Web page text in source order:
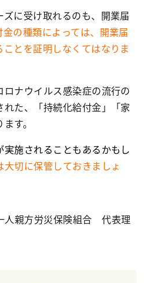
に受け取れるのも、開業届
金の種類によっては、開業届
とを証明しなくてはなりま
ナウイルス感染症の流行の
た、「持続化給付金」「家
す。
施されることもあるかもし
大切に保管しておきましょ
人親方労災保険組合 代表理